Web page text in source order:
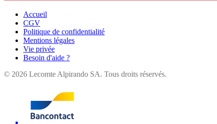
Accueil
CGV
Politique de confidentialité
Mentions légales
Vie privée
Besoin d'aide ?
© 2026 Lecomte Alpirando SA. Tous droits réservés.